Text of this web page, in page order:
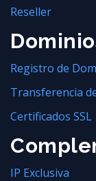
Reseller
Registro de
Transferencia
Certificados SSL
IP Exclusiva